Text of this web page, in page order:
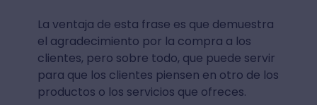
La ventaja de esta frase es que demuestra
el agradecimiento por la compra a los
clientes, pero sobre todo, que puede servir
para que los clientes piensen en otro de los
productos o los servicios que ofreces.